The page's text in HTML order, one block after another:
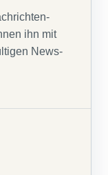
ihn mit
News-